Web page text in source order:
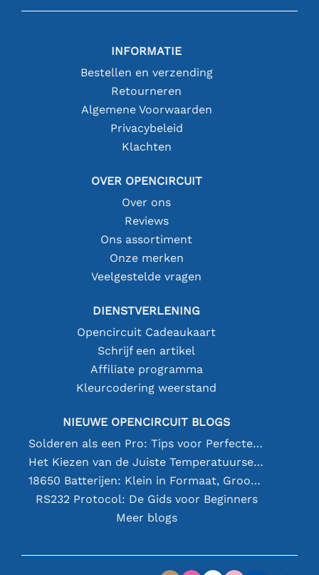
INFORMATIE
Bestellen en verzending
Retourneren
Algemene Voorwaarden
Privacybeleid
Klachten
OVER OPENCIRCUIT
Over ons
Reviews
Ons assortiment
Onze merken
Veelgestelde vragen
DIENSTVERLENING
Opencircuit Cadeaukaart
Schrijf een artikel
Affiliate programma
Kleurcodering weerstand
NIEUWE OPENCIRCUIT BLOGS
Solderen als een Pro: Tips voor Perfecte Elektronische Verbindingen
Het Kiezen van de Juiste Temperatuursensor [youtube]
18650 Batterijen: Klein in Formaat, Groot in Prestatie
RS232 Protocol: De Gids voor Beginners
Meer blogs